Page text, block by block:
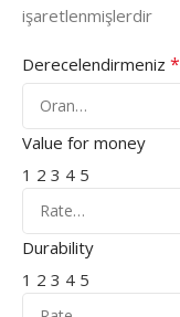
işaretlenmişlerdir
Derecelendirmeniz *
Value for money
1 2 3 4 5
Durability
1 2 3 4 5